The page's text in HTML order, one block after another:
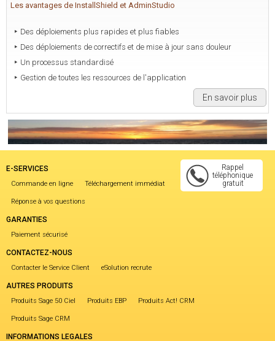
Les avantages de InstallShield et AdminStudio
Des déploiements plus rapides et plus fiables
Des déploiements de correctifs et de mise à jour sans douleur
Un processus standardisé
Gestion de toutes les ressources de l'application
En savoir plus
Rappel
téléphonique
gratuit
E-SERVICES
Commande en ligne Téléchargement immédiat
Réponse à vos questions
GARANTIES
Paiement sécurisé
CONTACTEZ-NOUS
Contacter le Service Client eSolution recrute
AUTRES PRODUITS
Produits Sage 50 Ciel Produits EBP Produits Act! CRM
Produits Sage CRM
INFORMATIONS LEGALES